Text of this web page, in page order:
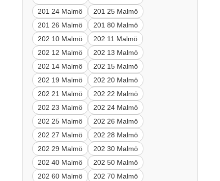
201 24 Malmö
201 25 Malmö
201 26 Malmö
201 80 Malmö
202 10 Malmö
202 11 Malmö
202 12 Malmö
202 13 Malmö
202 14 Malmö
202 15 Malmö
202 19 Malmö
202 20 Malmö
202 21 Malmö
202 22 Malmö
202 23 Malmö
202 24 Malmö
202 25 Malmö
202 26 Malmö
202 27 Malmö
202 28 Malmö
202 29 Malmö
202 30 Malmö
202 40 Malmö
202 50 Malmö
202 60 Malmö
202 70 Malmö